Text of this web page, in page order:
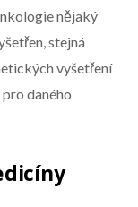
nějaký
stejná
vyšetření
daného